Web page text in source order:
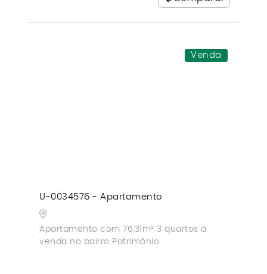
Venda
U-0034576 - Apartamento
Apartamento com 76,31m² 3 quartos à
venda no bairro Patrimônio